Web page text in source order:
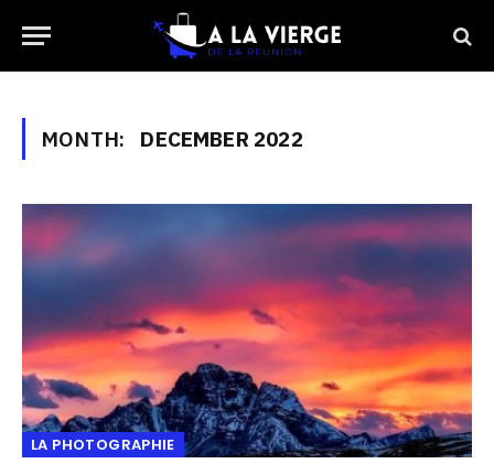
MONTH: DECEMBER 2022
LA PHOTOGRAPHIE